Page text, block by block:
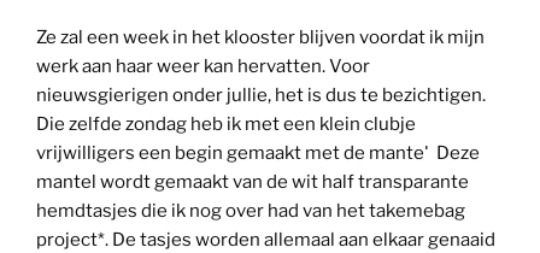
Ze zal een week in het klooster blijven voordat ik mijn
werk aan haar weer kan hervatten. Voor
nieuwsgierigen onder jullie, het is dus te bezichtigen.
Die zelfde zondag heb ik met een klein clubje
vrijwilligers een begin gemaakt met de mantel. Deze
mantel wordt gemaakt van de wit half transparante
hemdtasjes die ik nog over had van het takemebag
project*. De tasjes worden allemaal aan elkaar genaaid